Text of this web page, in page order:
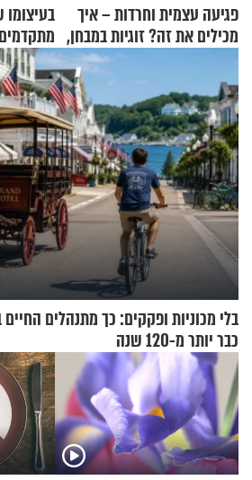
פגיעה עצמית וחרדות – איך
מכילים את זה? זוגיות במבחן,
הפעם עם יהודית ואלתר כהן
גרוסמן
בלי מכוניות ופקקים: כך מתנהלים
כבר יותר מ-120 שנה